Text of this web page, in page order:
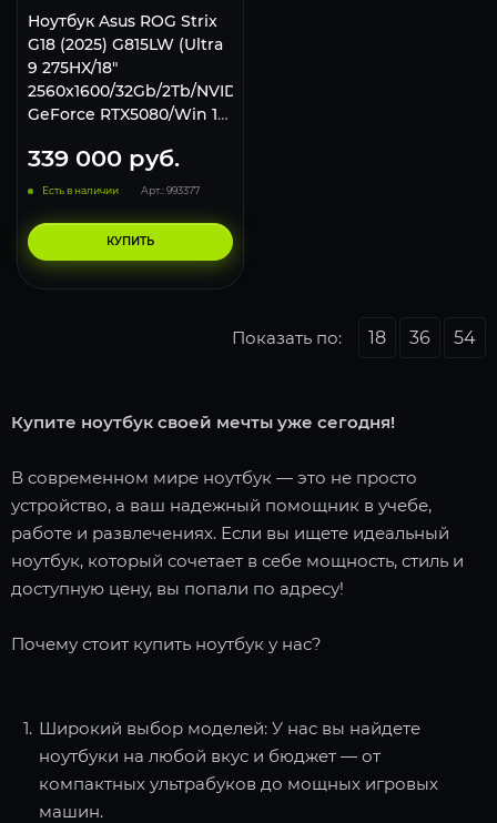
Ноутбук Asus ROG Strix
G18 (2025) G815LW (Ultra
9 275HX/18"
2560x1600/32Gb/2Tb/NVIDIA
GeForce RTX5080/Win 11
339 000 руб.
Есть в наличии Арт.: 993377
КУПИТЬ
Показать по: 18 36 54
Купите ноутбук своей мечты уже сегодня!
В современном мире ноутбук — это не просто
устройство, а ваш надежный помощник в учебе,
работе и развлечениях. Если вы ищете идеальный
ноутбук, который сочетает в себе мощность, стиль и
доступную цену, вы попали по адресу!
Почему стоит купить ноутбук у нас?
Широкий выбор моделей: У нас вы найдете
ноутбуки на любой вкус и бюджет — от
компактных ультрабуков до мощных игровых
машин.